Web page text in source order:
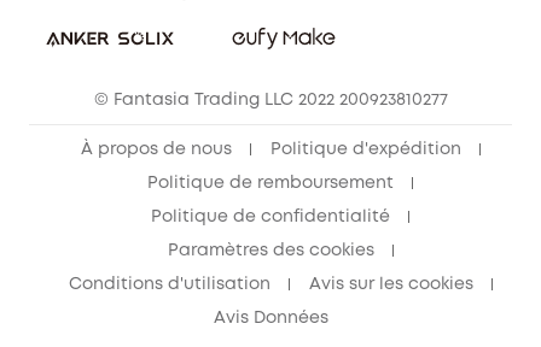
© Fantasia Trading LLC 2022 200923810277
À propos de nous Politique d'expédition
Politique de remboursement
Politique de confidentialité
Paramètres des cookies
Conditions d'utilisation Avis sur les cookies
Avis Données